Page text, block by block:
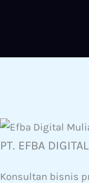
PT. EFBA
Konsultan bisnis